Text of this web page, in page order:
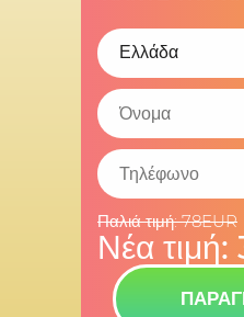
Παλιά τιμή:78EUR
Νέα τιμή: